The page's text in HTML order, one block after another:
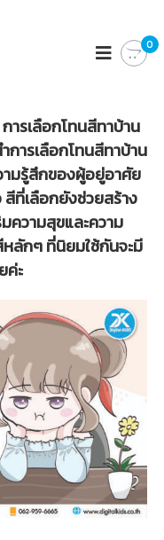
T
A
L
K
I
D
S
ก
ษ
ะ
แ
ล
ะ
พั
ฒ
น
า
รั
บ
เ
ด็
ก
0
ารเลือกโทนสีทาบ้าน
รเลือกโทนสีทาบ้าน
มรู้สึกของผู้อยู่อาศัย
ที่เลือกยังช่วยสร้าง
ความสุขและความ
หลักๆ ที่นิยมใช้กันจะมี
ค่ะ